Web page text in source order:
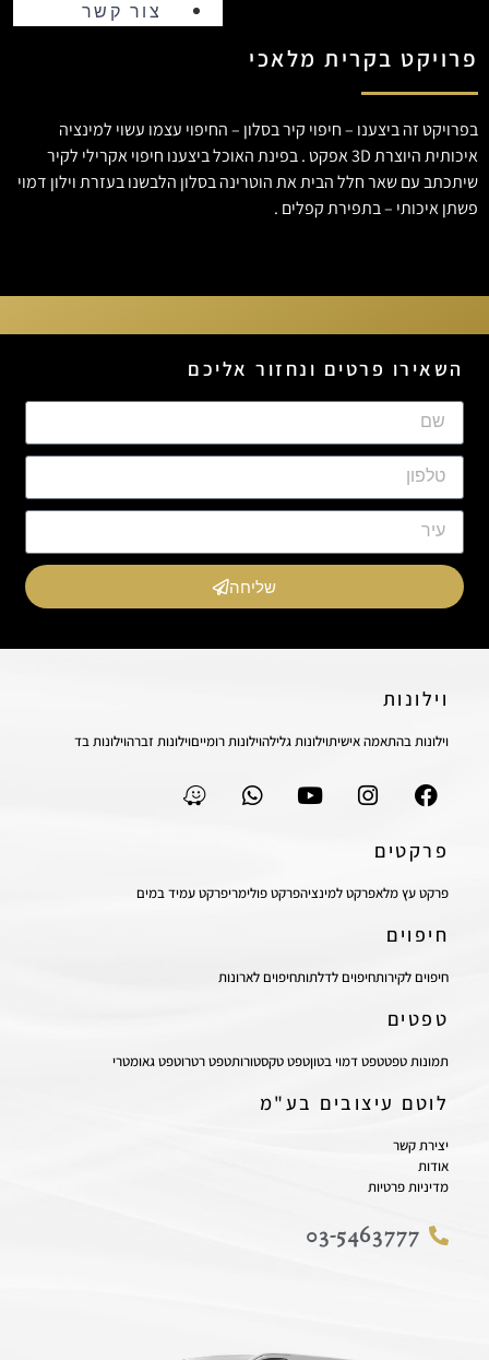
צור קשר
פרויקט בקרית מלאכי
בפרויקט זה ביצענו – חיפוי קיר בסלון – החיפוי עצמו עשוי למינציה
איכותית היוצרת 3D אפקט . בפינת האוכל ביצענו חיפוי אקרילי לקיר
שיתכתב עם שאר חלל הבית את הוטרינה בסלון הלבשנו בעזרת וילון דמוי
פשתן איכותי – בתפירת קפלים .
השאירו פרטים ונחזור אליכם
שליחה
וילונות
וילונות בהתאמה אישיתוילונות גלילהוילונות רומייםוילונות זברהוילונות בד
פרקטים
פרקט עץ מלאפרקט למינציהפרקט פולימריפרקט עמיד במים
חיפוים
חיפוים לקירותחיפוים לדלתותחיפוים לארונות
טפטים
תמונות טפטטפט דמוי בטוןטפט טקסטורותטפט רטרוטפט גאומטרי
לוטם עיצובים בע"מ
יצירת קשר
אודות
מדיניות פרטיות
03-5463777